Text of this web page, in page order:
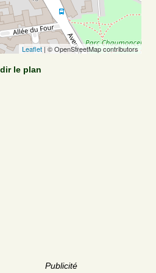
Leaflet | © OpenStreetMap contributors
le plan
Publicité